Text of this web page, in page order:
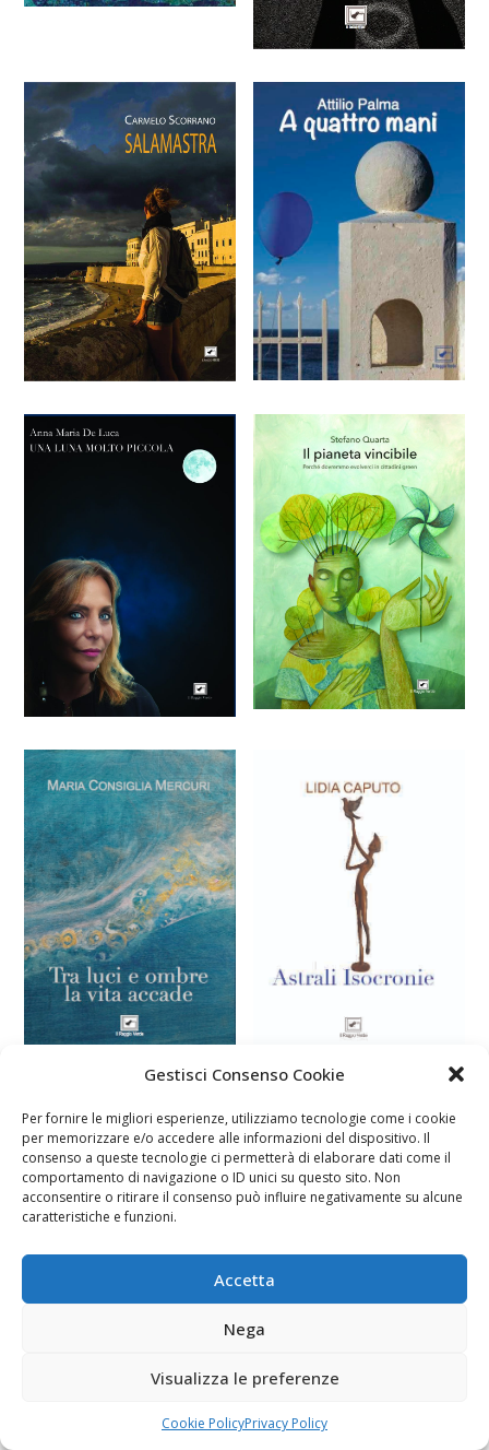
Gestisci Consenso Cookie
Per fornire le migliori esperienze, utilizziamo tecnologie come i cookie
per memorizzare e/o accedere alle informazioni del dispositivo. Il
consenso a queste tecnologie ci permetterà di elaborare dati come il
comportamento di navigazione o ID unici su questo sito. Non
acconsentire o ritirare il consenso può influire negativamente su alcune
caratteristiche e funzioni.
Accetta
Nega
Visualizza le preferenze
Cookie PolicyPrivacy Policy
Conversando in sala Dante
Fai clic per accettare i cookie marketing e
abilitare questo contenuto